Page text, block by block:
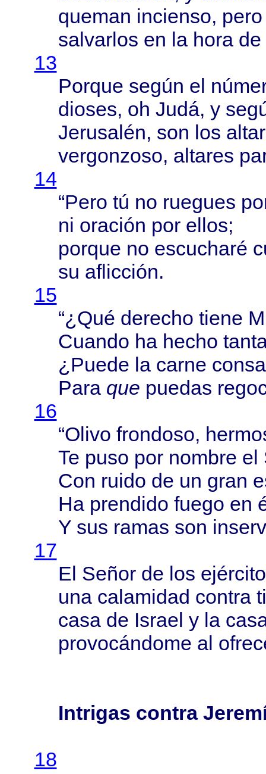
queman incienso, pero
salvarlos en la horade
13
Porque según el
dioses, oh Judá, y
Jerusalén, son los
vergonzoso, altares
14
“Pero tú no ruegues
ni oración por ellos;
porque no escucharé
su aflicción.
15
“¿ Qué derecho tiene
Cuando ha hecho
¿ Puede la carne
Para que puedas
16
“Olivo frondoso,
Te puso por nombre el
Con ruido de un gran
Ha prendido fuego en
Y sus ramas son
17
El Señorde los
una calamidad contra
casade Israel y la
provocándome al
Intrigas contra
18